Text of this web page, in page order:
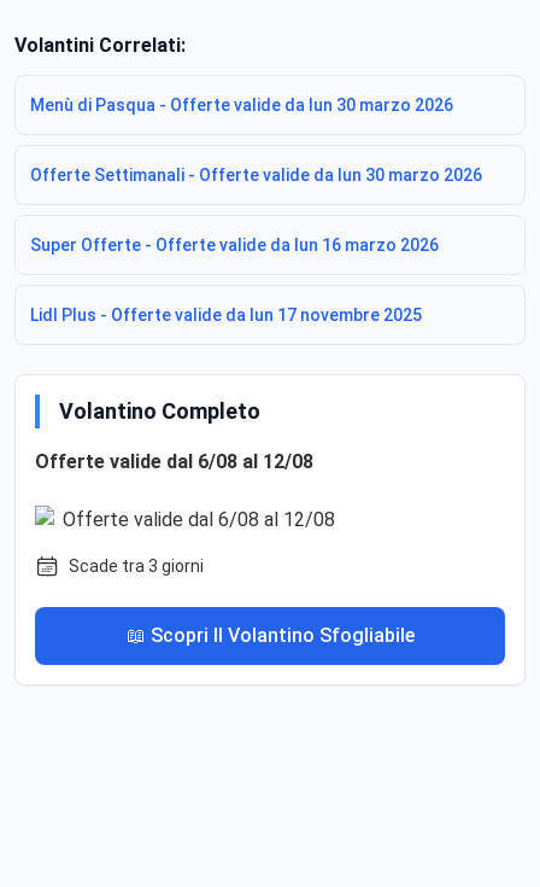
Volantini Correlati:
Menù di Pasqua - Offerte valide da lun 30 marzo 2026
Offerte Settimanali - Offerte valide da lun 30 marzo 2026
Super Offerte - Offerte valide da lun 16 marzo 2026
Lidl Plus - Offerte valide da lun 17 novembre 2025
Volantino Completo
Offerte valide dal 6/08 al 12/08
Scade tra 3 giorni
📖 Scopri Il Volantino Sfogliabile